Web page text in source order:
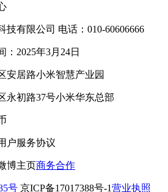
有限公司 电话：010-60606666
：2025年3月24日
安居路小米智慧产业园
永初路37号小米华东总部
户服务协议
博主页商务合作
号 京ICP备17017388号-1营业执照